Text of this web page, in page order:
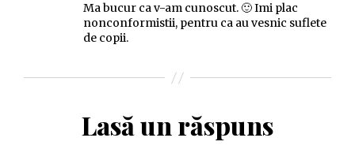
Ma bucur ca v-am cunoscut. 🙂 Imi plac
nonconformistii, pentru ca au vesnic suflete
de copii.
Lasă un răspuns